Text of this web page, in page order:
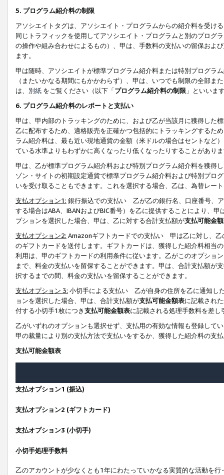
5. プログラム紹介料の制限
アソシエイトタグは、アソシエイト・プログラムからの紹介料を受け
同じトラフィックを使用してアソシエイト・プログラムと別のプログ
の操作や組み合わせによるもの）、甲は、手数料の支払いの留保およ
ます。
甲は随時、アソシエイトが標準プログラム紹介料または特別プログラ
（またいかなる期間にもかかわらず）、甲は、いつでも制限の全部
は、 別紙 をご覧ください（以下「プログラム紹介料の制限 」といいま
6. プログラム紹介料のレポートと支払い
甲は、甲内部のトラッキングのために、および乙が当該月に獲得した
乙に配布するため、適格販売を正確かつ包括的にトラッキングするた
ラム紹介料は、最も近い現地通貨の金額（米ドルの場合はセントなど
ている水準よりもわずかに高くなったり低くなったりすることがあり
甲は、乙が標準プログラム紹介料および特別プログラム紹介料を獲得
ゾン・サイトの初期設定通貨で標準プログラム紹介料および特別プロ
いを受け取ることもできます。これを選択する場合、乙は、為替レー
支払オプション1: 銀行振込での支払い 乙が乙の銀行名、口座番号、
する場合はABA、IBANおよびBIC番号）を乙に提供することにより、
プションを選択した場合、甲は、乙に対する合計支払額が支払可能金
支払オプション2: Amazonギフトカードでの支払い 甲は乙に対し、乙
のギフトカードを送付します。ギフトカードは、獲得した紹介料相当
利用は、甲のギフトカードの利用条件に従います。乙がこのオプショ
まで、料金の支払いを留保することができます。甲は、合計支払額が
択するまでの間、料金の支払いを留保することができます。
支払オプション 3: 小切手による支払い 乙が自身の住所を乙に通知し
ョンを選択した場合、甲は、合計支払額が支払可能金額表に記載され
付する小切手1枚につき支払可能金額表に記載される処理手数料を差し
乙がいずれのオプションも選択せず、支払用の有効な情報も登録して
甲の裁量により別の支払方法で支払いをするか、獲得した紹介料の支
支払可能金額表
支払オプション1 (振込)
支払オプション2 (ギフトカード)
支払オプション3 (小切手)
小切手処理手数料
乙のアカウントが少なくとも1年にわたっていかなる実質的な活動を